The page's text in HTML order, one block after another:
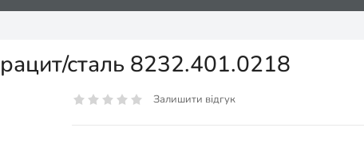
сталь 8232.401.0218
Залишити відгук